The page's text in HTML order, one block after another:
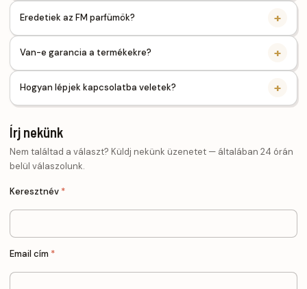
Eredetiek az FM parfümök?
Van-e garancia a termékekre?
Hogyan lépjek kapcsolatba veletek?
Írj nekünk
Nem találtad a választ? Küldj nekünk üzenetet — általában 24 órán
belül válaszolunk.
Keresztnév *
Email cím *